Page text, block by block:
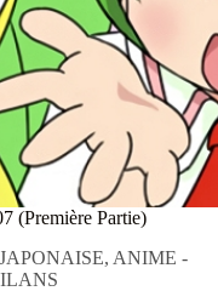
(Première Partie)
, ANIME -